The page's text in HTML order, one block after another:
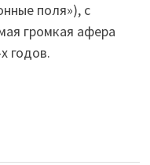
поля»), с
громкая афера
годов.